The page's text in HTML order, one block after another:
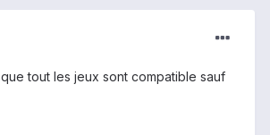
tout les jeux sont compatible sauf